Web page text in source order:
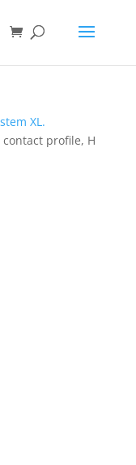
XL.
profile, H